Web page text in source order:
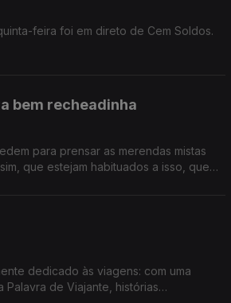
feira foi em direto de Cem Soldos.
bem recheadinha
para prensar as merendas mistas
que estejam habituados a isso, que
um saltinho à primeira noite do
neste estabelecimento - Logo Se
dedicado às viagens: com uma
Palavra de Viajante, histórias